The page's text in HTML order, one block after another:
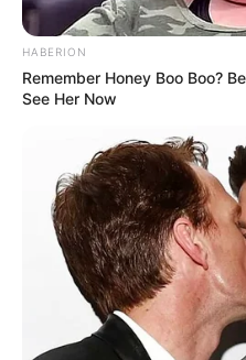
Επισκεφτείτε
ψάχνετε πραγματικά να
κυρίαρχα ΜΜΕ…
την εγγραφή, τα κόσμια
FACEBOOK
YOUTUBE
HABERION
Remember Honey Boo Boo?
See Her Now